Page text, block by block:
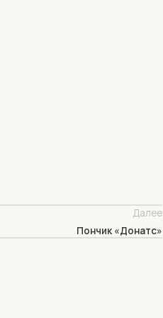
Далее
Пончик «Донатс»